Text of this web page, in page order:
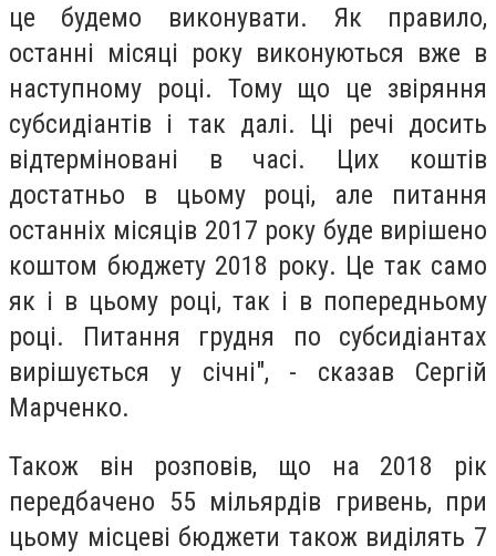
це будемо виконувати. Як правило,
останні місяці року виконуються вже в
наступному році. Тому що це звіряння
субсидіантів і так далі. Ці речі досить
відтерміновані в часі. Цих коштів
достатньо в цьому році, але питання
останніх місяців 2017 року буде вирішено
коштом бюджету 2018 року. Це так само
як і в цьому році, так і в попередньому
році. Питання грудня по субсидіантах
вирішується у січні", - сказав Сергій
Марченко.
Також він розповів, що на 2018 рік
передбачено 55 мільярдів гривень, при
цьому місцеві бюджети також виділять 7